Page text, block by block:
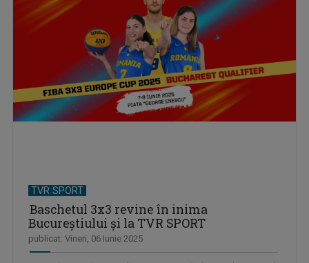
TVR SPORT
Baschetul 3x3 revine în inima
Bucureștiului şi la TVR SPORT
publicat: Vineri, 06 Iunie 2025